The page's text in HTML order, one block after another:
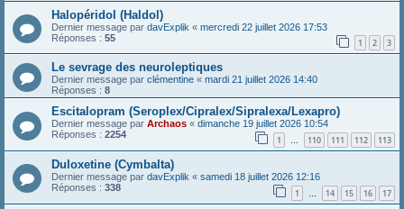
Halopéridol (Haldol)
Dernier message par davExplik « mercredi 22 juillet 2026 17:53
Réponses : 55 1 2 3
Le sevrage des neuroleptiques
Dernier message par clémentine « mardi 21 juillet 2026 14:40
Réponses : 8
Escitalopram (Seroplex/Cipralex/Sipralexa/Lexapro)
Dernier message par Archaos « dimanche 19 juillet 2026 10:54
Réponses : 2254 1 … 110 111 112 113
Duloxetine (Cymbalta)
Dernier message par davExplik « samedi 18 juillet 2026 12:16
Réponses : 338 1 … 14 15 16 17